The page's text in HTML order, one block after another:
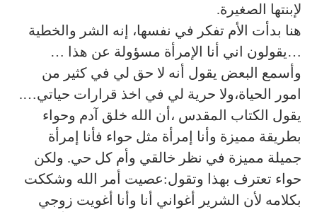
لإبنتها الصغيرة.
هنا بدأت الأم تفكر في نفسها، إنه الشر والخطية
…يقولون اني أنا الإمرأة مسؤولة عن هذا …
وأسمع البعض يقول أنه لا حق لي في كثير من
امور الحياة،ولا حرية لي في اخذ قرارات حياتي….
يقول الكتاب المقدس ،أن الله خلق آدم وحواء
بطريقة مميزة وأنا إمرأة مثل حواء فأنا إمرأة
جميلة مميزة في نظر خالقي وأم كل حي. ولكن
حواء تعترف بهذا وتقول:عصيت أمر الله وشككت
بكلامه لأن الشرير أغواني أنا وأنا أغويت زوجي